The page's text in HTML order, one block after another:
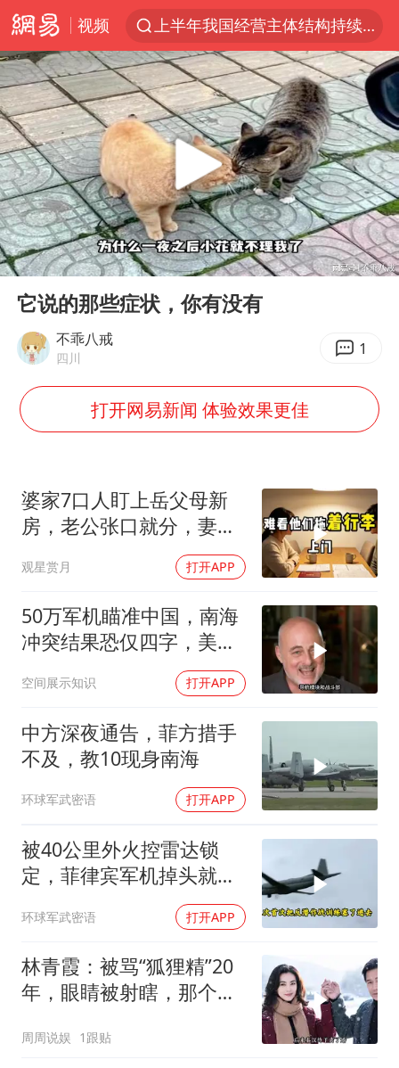
视频
上半年我国经营主体结构持续优化
杭州机场已取消航班388架次
《披荆斩棘2026》阵容官宣
白海豚北上或致京津冀暴雨
中国第1高楼阻尼器摆动明显
上海有出现龙卷潜势
国足U17与阿森纳决赛取消 并列冠军
2025年小学教师减少13.19万
女子发现前夫婚内与第三者育子
以军士兵把枪口对准中国记者
《龙餐馆》 冲奖
构建更高水平的全民健身公共服务体系
男子被沙蜇蜇伤5小时后呼吸困难
奋力开创中国式现代化建设新局面
Play
00:00 01:10
它说的那些症状，你有没有
不乖八戒
四川 1
打开网易新闻 体验效果更佳
婆家7口人盯上岳父母新
房，老公张口就分，妻子
观星赏月 打开APP
50万军机瞄准中国，南海
冲突结果恐仅四字，美防
空间展示知识 打开APP
中方深夜通告，菲方措手
不及，教10现身南海
环球军武密语 打开APP
被40公里外火控雷达锁
定，菲律宾军机掉头就
跑，欧盟1500万也救不了
场
环球军武密语 打开APP
林青霞：被骂“狐狸精”20
年，眼睛被射瞎，那个男
钱？”
周周说娱 1跟贴